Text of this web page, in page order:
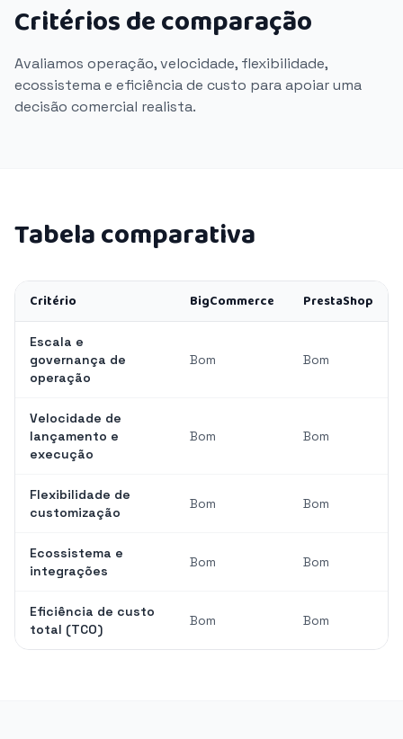
Critérios de comparação
Avaliamos operação, velocidade, flexibilidade,
ecossistema e eficiência de custo para apoiar uma
decisão comercial realista.
Tabela comparativa
Critério BigCommerce PrestaShop
Escala e
governança de
operação
Bom Bom
Velocidade de
lançamento e
execução
Bom Bom
Flexibilidade de
customização
Bom Bom
Ecossistema e
integrações
Bom Bom
Eficiência de custo
total (TCO)
Bom Bom